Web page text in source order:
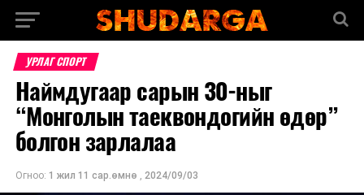
УРЛАГ СПОРТ
Наймдугаар сарын 30-ныг
“Монголын таеквондогийн өдөр”
болгон зарлалаа
Огноо: 1 жил 11 сар.өмнө , 2024/09/03